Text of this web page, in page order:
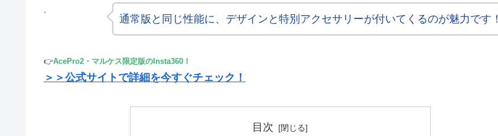
通常版と同じ性能に、デザインと特別アクセサリーが付いてくるのが魅力です！
👉AcePro2・マルケス限定版のInsta360！
＞＞公式サイトで詳細を今すぐチェック！
目次